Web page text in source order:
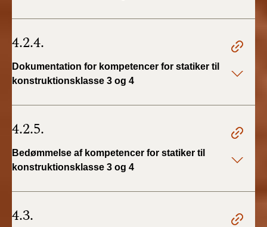
4.2.4.
Dokumentation for kompetencer for statiker til
konstruktionsklasse 3 og 4
4.2.5.
Bedømmelse af kompetencer for statiker til
konstruktionsklasse 3 og 4
4.3.